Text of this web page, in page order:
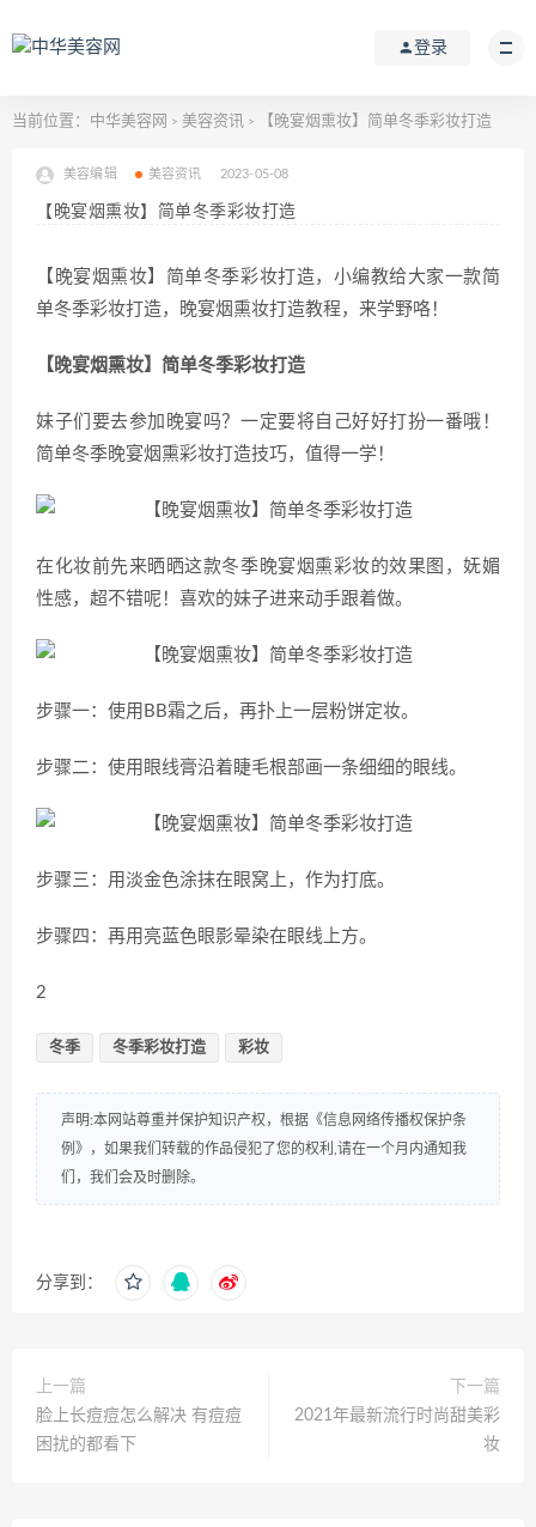
登录
当前位置： 中华美容网 > 美容资讯 > 【晚宴烟熏妆】简单冬季彩妆打造
美容编辑 美容资讯 2023-05-08
【晚宴烟熏妆】简单冬季彩妆打造
【晚宴烟熏妆】简单冬季彩妆打造，小编教给大家一款简
单冬季彩妆打造，晚宴烟熏妆打造教程，来学野咯！
【晚宴烟熏妆】简单冬季彩妆打造
妹子们要去参加晚宴吗？一定要将自己好好打扮一番哦！
简单冬季晚宴烟熏彩妆打造技巧，值得一学！
在化妆前先来晒晒这款冬季晚宴烟熏彩妆的效果图，妩媚
性感，超不错呢！喜欢的妹子进来动手跟着做。
步骤一：使用BB霜之后，再扑上一层粉饼定妆。
步骤二：使用眼线膏沿着睫毛根部画一条细细的眼线。
步骤三：用淡金色涂抹在眼窝上，作为打底。
步骤四：再用亮蓝色眼影晕染在眼线上方。
2
冬季 冬季彩妆打造 彩妆
声明:本网站尊重并保护知识产权，根据《信息网络传播权保护条
例》，如果我们转载的作品侵犯了您的权利,请在一个月内通知我
们，我们会及时删除。
分享到：
上一篇
脸上长痘痘怎么解决 有痘痘
困扰的都看下
下一篇
2021年最新流行时尚甜美彩
妆